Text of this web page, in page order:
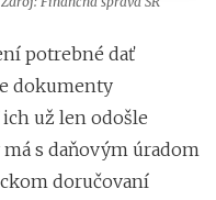
potrebné dať
dokumenty
už len odošle
s daňovým úradom
doručovaní